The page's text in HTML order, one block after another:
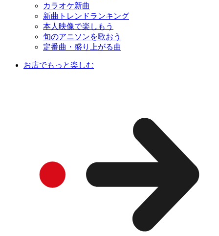
カラオケ新曲
新曲トレンドランキング
本人映像で楽しもう
旬のアニソンを歌おう
定番曲・盛り上がる曲
お店でもっと楽しむ